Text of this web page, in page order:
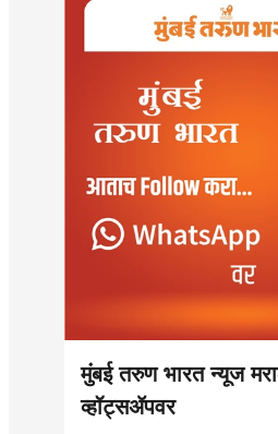
मुंबई तरुण भारत न्यूज
व्हॉट्सॲपवर